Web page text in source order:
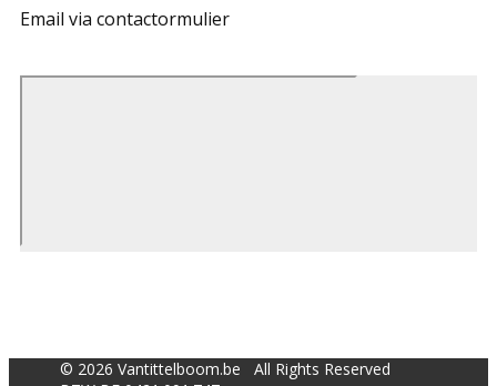
Email via contactormulier
© 2026 Vantittelboom.be All Rights Reserved